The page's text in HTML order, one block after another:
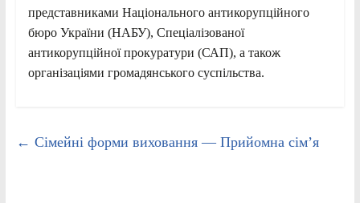
представниками Національного антикорупційного
бюро України (НАБУ), Спеціалізованої
антикорупційної прокуратури (САП), а також
організаціями громадянського суспільства.
← Сімейні форми виховання — Прийомна сім’я